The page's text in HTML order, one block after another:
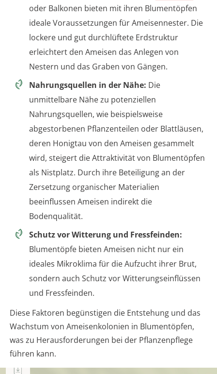
oder Balkonen bieten mit ihren Blumentöpfen
ideale Voraussetzungen für Ameisennester. Die
lockere und gut durchlüftete Erdstruktur
erleichtert den Ameisen das Anlegen von
Nestern und das Graben von Gängen.
Nahrungsquellen in der Nähe: Die
unmittelbare Nähe zu potenziellen
Nahrungsquellen, wie beispielsweise
abgestorbenen Pflanzenteilen oder Blattläusen,
deren Honigtau von den Ameisen gesammelt
wird, steigert die Attraktivität von Blumentöpfen
als Nistplatz. Durch ihre Beteiligung an der
Zersetzung organischer Materialien
beeinflussen Ameisen indirekt die
Bodenqualität.
Schutz vor Witterung und Fressfeinden:
Blumentöpfe bieten Ameisen nicht nur ein
ideales Mikroklima für die Aufzucht ihrer Brut,
sondern auch Schutz vor Witterungseinflüssen
und Fressfeinden.
Diese Faktoren begünstigen die Entstehung und das
Wachstum von Ameisenkolonien in Blumentöpfen,
was zu Herausforderungen bei der Pflanzenpflege
führen kann.